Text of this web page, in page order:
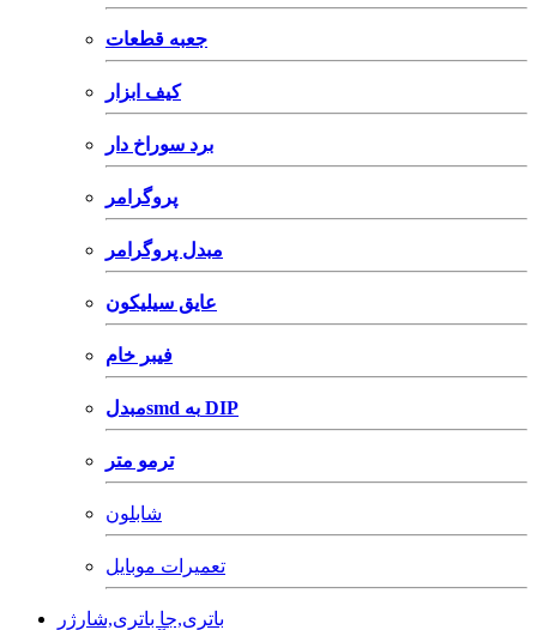
جعبه قطعات
کیف ابزار
برد سوراخ دار
پروگرامر
مبدل پروگرامر
عایق سیلیکون
فیبر خام
مبدلsmd به DIP
ترمو متر
شابلون
تعمیرات موبایل
باتری,جا باتری,شارژر